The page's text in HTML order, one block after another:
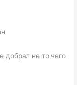
добрал не то чего